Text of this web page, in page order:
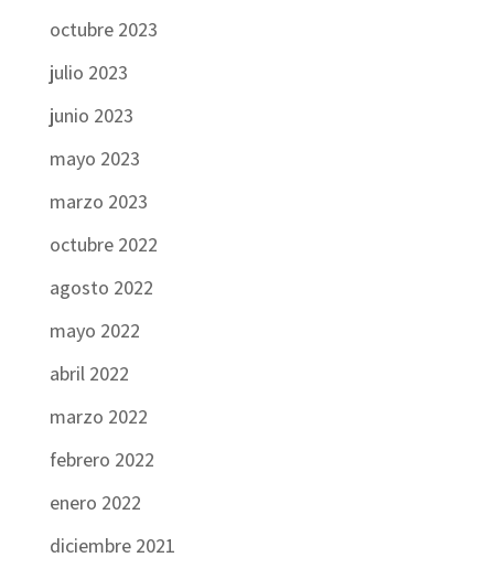
octubre 2023
julio 2023
junio 2023
mayo 2023
marzo 2023
octubre 2022
agosto 2022
mayo 2022
abril 2022
marzo 2022
febrero 2022
enero 2022
diciembre 2021